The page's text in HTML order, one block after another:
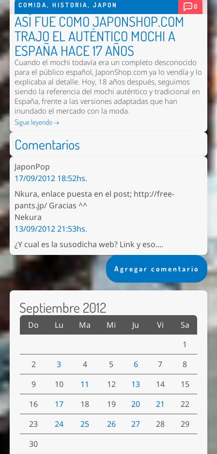
COMIDA, HISTORIA, JAPON 0
ASÍ FUE COMO JAPONSHOP.COM
TRAJO EL AUTÉNTICO MOCHI A
ESPAÑA HACE 17 AÑOS
Cuando el mochi todavía era un completo desconocido
para el público español, JaponShop.com ya lo vendía y lo
explicaba al detalle. Hoy, 18 años después, seguimos
siendo la referencia del mochi auténtico y tradicional en
España, frente a las versiones adaptadas que han
inundado el mercado con la moda.
Sigue leyendo →
Comentarios
JaponPop
17/09/2012 18:52hs.
Nkura, enlace puesta en el post; http://free-
pants.jp/ Gracias ^^
Nekura
13/09/2012 21:53hs.
¿Y cual es la susodicha web? Link y eso....
Agregar comentario
Septiembre 2012
Do Lu Ma Mi Ju Vi
Sa
1
2
3 4 5 6 7
8
9
10 11 12 13 14
15
16
17 18 19 20 21
22
23
24 25 26 27 28
29
30